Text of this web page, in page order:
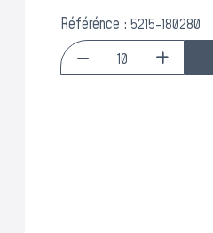
Référénce : 5215-180280